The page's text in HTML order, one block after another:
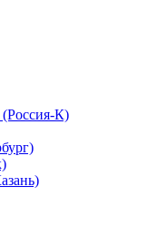
(Россия-К)